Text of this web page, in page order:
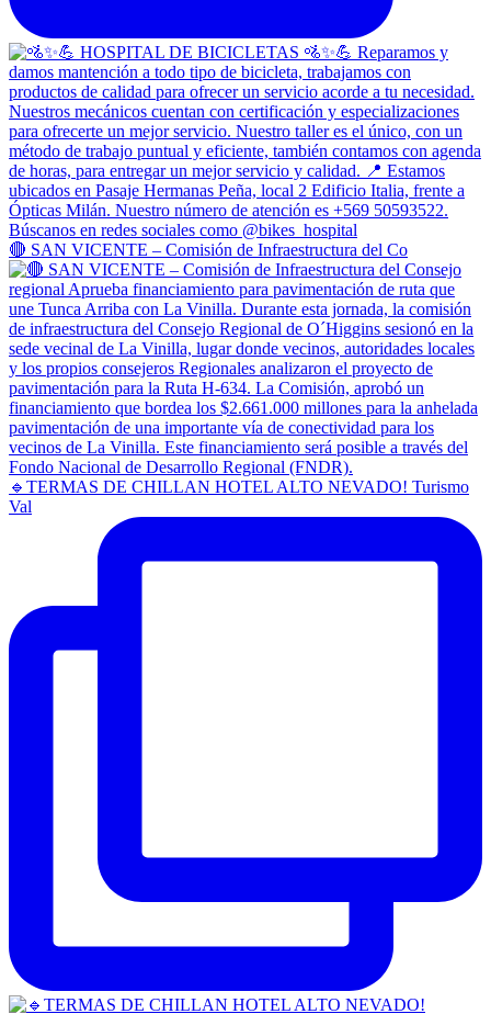
🔴 SAN VICENTE – Comisión de Infraestructura del Co
🔹TERMAS DE CHILLAN HOTEL ALTO NEVADO! Turismo
Val